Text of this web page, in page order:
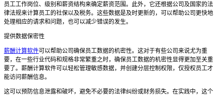
员工工作岗位、级别和薪资结构来确定薪资范围。此外，它还根据公司及国家的法
律法规来计算员工的社保以及税务。这些数据是及时更新的，可以帮助公司更快地
处理相应的请求和问题，也可以减少错误的发生。
提供数据保密性
薪酬计算软件可以帮助公司确保员工数据的机密性。这对于有些公司来说尤为重
要，在一些行业代码和规格非常繁重之时，确保员工数据的机密性显得更加至关重
要了。薪酬计算软件可以轻松管理敏感数据，并创建分层控制权限，仅授权员工才
能访问薪酬信息。
这可以预防信息泄露和破坏，避免不必要的法律纠纷或财务损失。在实践中，这个